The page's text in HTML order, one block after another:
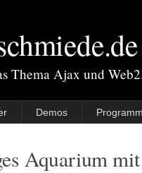
Thema Ajax und
Demos
Aquarium